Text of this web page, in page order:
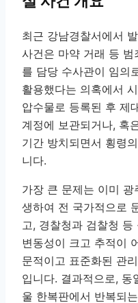
최근 강남경찰서에서
사건은 마약 거래 등 범
를 담당 수사관이 임의
활용했다는 의혹에서
압수물로 등록된 후 제
계정에 보관되거나, 혹
기간 방치되면서 횡령
니다.
가장 큰 문제는 이미
생하여 전 국가적으로
고, 경찰청과 검찰청
변동성이 크고 추적이
문적이고 표준화된 관
입니다. 결과적으로, 동
울 한복판에서 반복되